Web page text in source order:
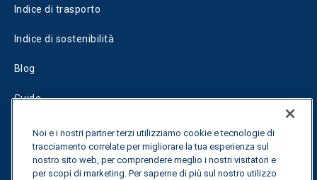
Indice di trasporto
Indice di sostenibilità
Blog
Guide
Fuel Savings Calculator
Calcolatore di ottimizzazione dei trasporti
Noi e i nostri partner terzi utilizziamo cookie e tecnologie di
tracciamento correlate per migliorare la tua esperienza sul
nostro sito web, per comprendere meglio i nostri visitatori e
per scopi di marketing. Per saperne di più sul nostro utilizzo